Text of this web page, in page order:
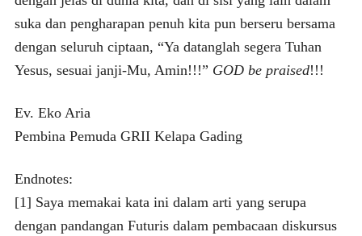
suka dan pengharapan penuh kita pun berseru bersama
dengan seluruh ciptaan, “Ya datanglah segera Tuhan
Yesus, sesuai janji-Mu, Amin!!!” GOD be praised!!!
Ev. Eko Aria
Pembina Pemuda GRII Kelapa Gading
Endnotes:
[1] Saya memakai kata ini dalam arti yang serupa
dengan pandangan Futuris dalam pembacaan diskursus